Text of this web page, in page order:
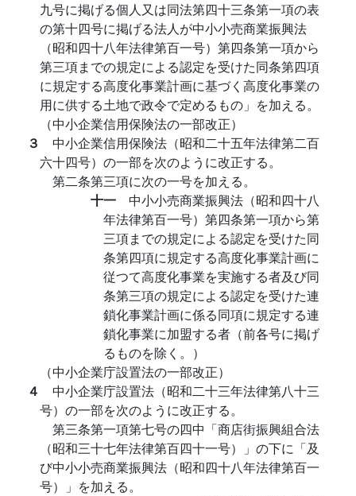
九号に掲げる個人又は同法第四十三条第一項の表
の第十四号に掲げる法人が中小小売商業振興法
（昭和四十八年法律第百一号）第四条第一項から
第三項までの規定による認定を受けた同条第四項
に規定する高度化事業計画に基づく高度化事業の
用に供する土地で政令で定めるもの」を加える。
（中小企業信用保険法の一部改正）
３ 中小企業信用保険法（昭和二十五年法律第二百
六十四号）の一部を次のように改正する。
第二条第三項に次の一号を加える。
十一 中小小売商業振興法（昭和四十八
年法律第百一号）第四条第一項から第
三項までの規定による認定を受けた同
条第四項に規定する高度化事業計画に
従つて高度化事業を実施する者及び同
条第三項の規定による認定を受けた連
鎖化事業計画に係る同項に規定する連
鎖化事業に加盟する者（前各号に掲げ
るものを除く。）
（中小企業庁設置法の一部改正）
４ 中小企業庁設置法（昭和二十三年法律第八十三
号）の一部を次のように改正する。
第三条第一項第七号の四中「商店街振興組合法
（昭和三十七年法律第百四十一号）」の下に「及
び中小小売商業振興法（昭和四十八年法律第百一
号）」を加える。